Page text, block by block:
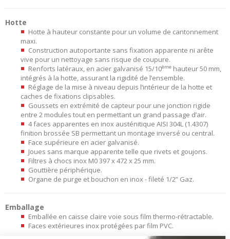
Hotte
Hotte à hauteur constante pour un volume de cantonnement
maxi.
Construction autoportante sans fixation apparente ni arête
vive pour un nettoyage sans risque de coupure.
Renforts latéraux, en acier galvanisé 15/10ème hauteur 50 mm,
intégrés à la hotte, assurant la rigidité de l’ensemble.
Réglage de la mise à niveau depuis l’intérieur de la hotte et
caches de fixations clipsables.
Goussets en extrémité de capteur pour une jonction rigide
entre 2 modules tout en permettant un grand passage d’air.
4 faces apparentes en inox austénitique AISI 304L (1.4307)
finition brossée SB permettant un montage inversé ou central.
Face supérieure en acier galvanisé.
Joues sans marque apparente telle que rivets et goujons.
Filtres à chocs inox M0 397 x 472 x 25 mm.
Gouttière périphérique.
Organe de purge et bouchon en inox - fileté 1/2” Gaz.
Emballage
Emballée en caisse claire voie sous film thermo-rétractable.
Faces extérieures inox protégées par film PVC.